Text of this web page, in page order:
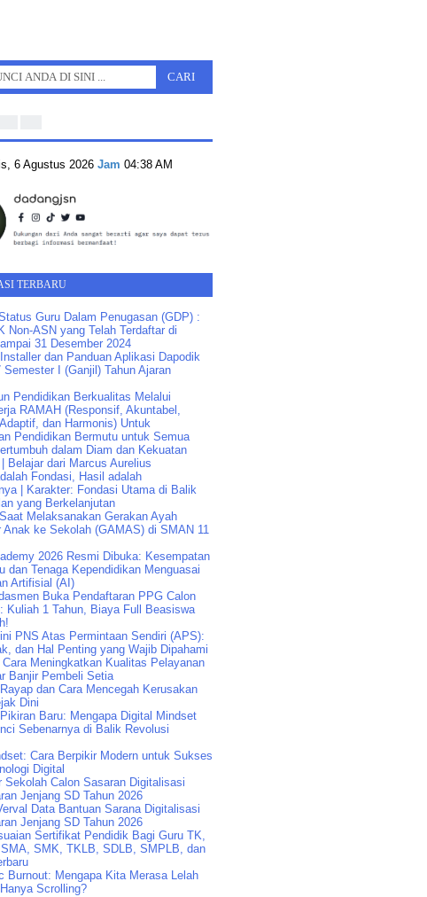
6 Agustus 2026 Jam 04:38 AM
TERBARU
Guru Dalam Penugasan (GDP) :
Non-ASN yang Telah Terdaftar di
31 Desember 2024
dan Panduan Aplikasi Dapodik
Semester I (Ganjil) Tahun Ajaran
Pendidikan Berkualitas Melalui
RAMAH (Responsif, Akuntabel,
dan Harmonis) Untuk
Pendidikan Bermutu untuk Semua
dalam Diam dan Kekuatan
Belajar dari Marcus Aurelius
Fondasi, Hasil adalah
| Karakter: Fondasi Utama di Balik
yang Berkelanjutan
Melaksanakan Gerakan Ayah
Anak ke Sekolah (GAMAS) di SMAN 11
2026 Resmi Dibuka: Kesempatan
dan Tenaga Kependidikan Menguasai
Artifisial (AI)
Buka Pendaftaran PPG Calon
Kuliah 1 Tahun, Biaya Full Beasiswa
PNS Atas Permintaan Sendiri (APS):
dan Hal Penting yang Wajib Dipahami
Cara Meningkatkan Kualitas Pelayanan
Banjir Pembeli Setia
dan Cara Mencegah Kerusakan
Dini
Baru: Mengapa Digital Mindset
Sebenarnya di Balik Revolusi
Cara Berpikir Modern untuk Sukses
Digital
Sekolah Calon Sasaran Digitalisasi
Jenjang SD Tahun 2026
Data Bantuan Sarana Digitalisasi
Jenjang SD Tahun 2026
Sertifikat Pendidik Bagi Guru TK,
SMK, TKLB, SDLB, SMPLB, dan
Burnout: Mengapa Kita Merasa Lelah
Scrolling?